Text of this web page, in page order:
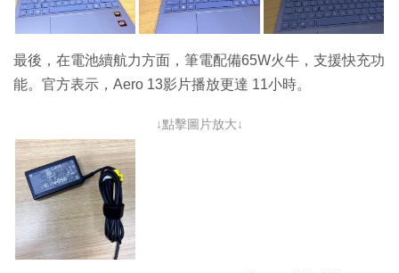
最後，在電池續航力方面，筆電配備65W火牛，支援快充功
能。官方表示，Aero 13影片播放更達 11小時。
↓點擊圖片放大↓